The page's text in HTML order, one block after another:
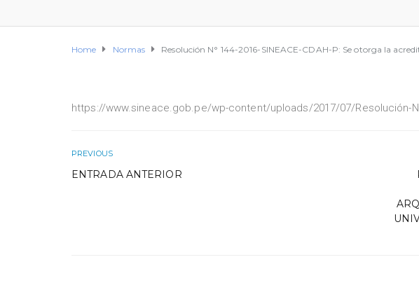
Home Normas Resolución N° 144-2016-SINEACE-CDAH-P: Se otorga la
https://www.sineace.gob.pe/wp-content/uploads/2017/07/Resolución-
PREVIOUS
ENTRADA ANTERIOR